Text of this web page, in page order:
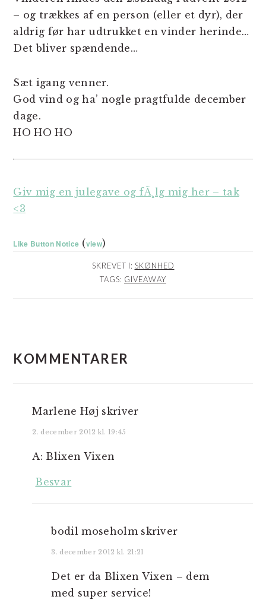
– og trækkes af en person (eller et dyr), der
aldrig før har udtrukket en vinder herinde…
Det bliver spændende…
Sæt igang venner.
God vind og ha’ nogle pragtfulde december
dage.
HO HO HO
Giv mig en julegave og fÃ¸lg mig her – tak
<3
Like Button Notice (view)
SKREVET I: SKØNHED
TAGS: GIVEAWAY
KOMMENTARER
Marlene Høj skriver
2. december 2012 kl. 19:45
A: Blixen Vixen
Besvar
bodil moseholm skriver
3. december 2012 kl. 21:21
Det er da Blixen Vixen – dem
med super service!